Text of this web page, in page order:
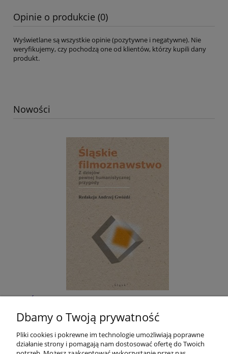
Opinie o produkcie (0)
Wyświetlane są wszystkie opinie (pozytywne i negatywne). Nie
weryfikujemy, czy pochodzą one od klientów, którzy kupili dany
produkt.
Nowości
Śląskie filmoznawstwo. Z dziejów pewnej
humanistycznej przygody
40,00 zł
Dbamy o Twoją prywatność
Pliki cookies i pokrewne im technologie umożliwiają poprawne
działanie strony i pomagają nam dostosować ofertę do Twoich